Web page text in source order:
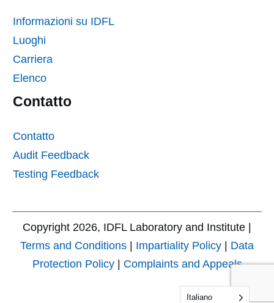
Informazioni su IDFL
Luoghi
Carriera
Elenco
Contatto
Contatto
Audit Feedback
Testing Feedback
Copyright 2026, IDFL Laboratory and Institute |
Terms and Conditions | Impartiality Policy | Data
Protection Policy| Complaints and Appeals
Italiano